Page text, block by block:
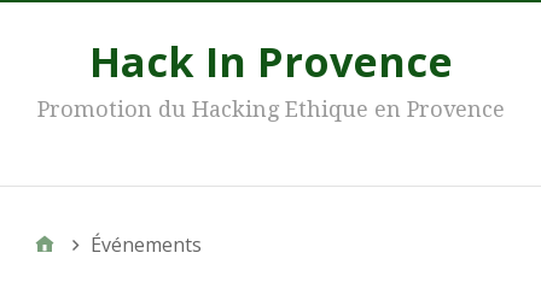
Hack In Provence
Promotion du Hacking Ethique en Provence
Événements